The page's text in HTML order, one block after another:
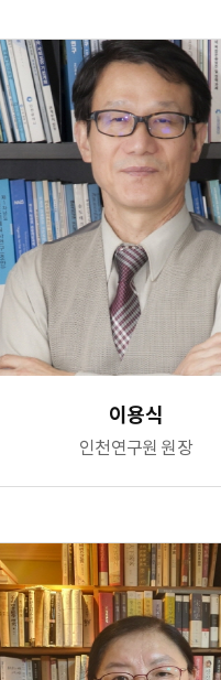
이용식
인천연구원 원장